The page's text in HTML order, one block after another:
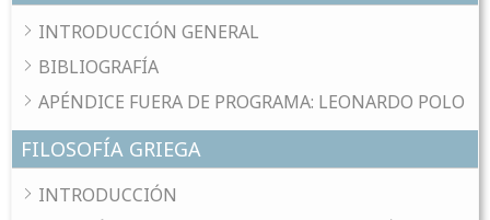
INTRODUCCIÓN GENERAL
BIBLIOGRAFÍA
APÉNDICE FUERA DE PROGRAMA: LEONARDO POLO
FILOSOFÍA GRIEGA
INTRODUCCIÓN